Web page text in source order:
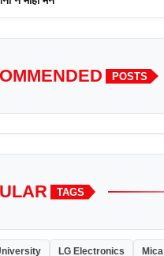
POSTS
TAGS
LG Electronics Mica